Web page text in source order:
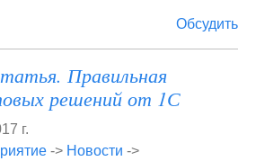
Обсудить
Правильная
решений от 1С
г.
-> Новости ->